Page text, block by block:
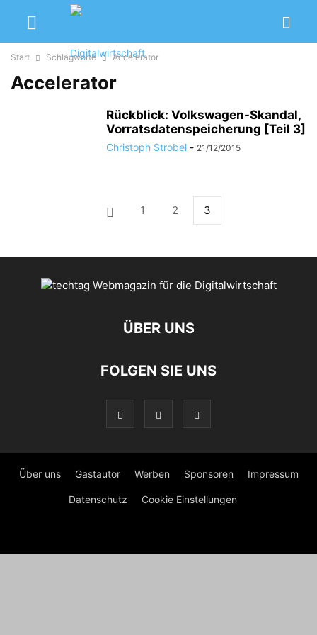
Start Schlagworte Accelerator
Accelerator
Rückblick: Volkswagen-Skandal,
Vorratsdatenspeicherung [Teil 3]
Christoph Strobel - 21/12/2015
1 2 3
ÜBER UNS
FOLGEN SIE UNS
Über uns Gastautor Werben Sponsoren Impressum
Datenschutz Cookie Einstellungen